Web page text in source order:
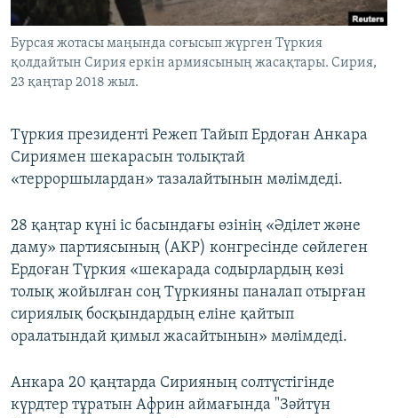
Басқа тілдерде
Бурсая жотасы маңында соғысып жүрген Түркия
қолдайтын Сирия еркін армиясының жасақтары. Сирия,
23 қаңтар 2018 жыл.
Түркия президенті Режеп Тайып Ердоған Анкара
Сириямен шекарасын толықтай
«терроршылардан» тазалайтынын мәлімдеді.
28 қаңтар күні іс басындағы өзінің «Әділет және
даму» партиясының (AKP) конгресінде сөйлеген
Ердоған Түркия «шекарада содырлардың көзі
толық жойылған соң Түркияны паналап отырған
сириялық босқындардың еліне қайтып
оралатындай қимыл жасайтынын» мәлімдеді.
Анкара 20 қаңтарда Сирияның солтүстігінде
күрдтер тұратын Африн аймағында "Зәйтүн